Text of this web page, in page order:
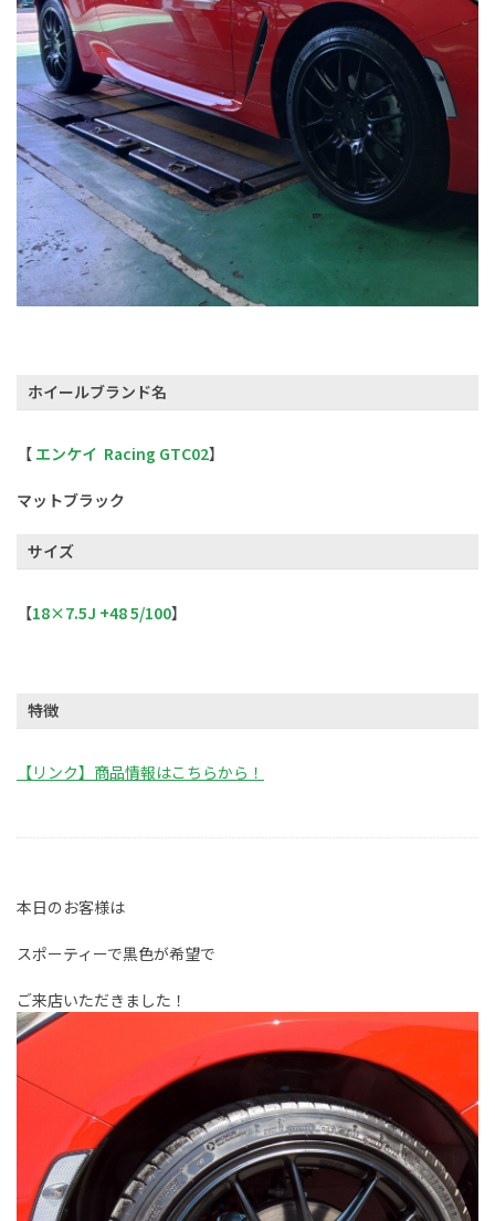
ホイールブランド名
【 エンケイ Racing GTC02】
マットブラック
サイズ
【18×7.5J +48 5/100】
特徴
【リンク】商品情報はこちらから！
本日のお客様は
スポーティーで黒色が希望で
ご来店いただきました！